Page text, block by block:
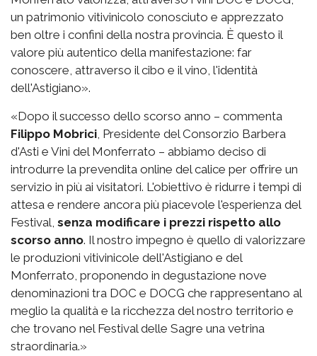
un patrimonio vitivinicolo conosciuto e apprezzato
ben oltre i confini della nostra provincia. È questo il
valore più autentico della manifestazione: far
conoscere, attraverso il cibo e il vino, l'identità
dell'Astigiano».
«Dopo il successo dello scorso anno – commenta
Filippo Mobrici, Presidente del Consorzio Barbera
d'Asti e Vini del Monferrato – abbiamo deciso di
introdurre la prevendita online del calice per offrire un
servizio in più ai visitatori. L'obiettivo è ridurre i tempi di
attesa e rendere ancora più piacevole l'esperienza del
Festival, senza modificare i prezzi rispetto allo
scorso anno. Il nostro impegno è quello di valorizzare
le produzioni vitivinicole dell'Astigiano e del
Monferrato, proponendo in degustazione nove
denominazioni tra DOC e DOCG che rappresentano al
meglio la qualità e la ricchezza del nostro territorio e
che trovano nel Festival delle Sagre una vetrina
straordinaria.»